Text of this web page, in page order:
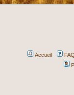
Accueil